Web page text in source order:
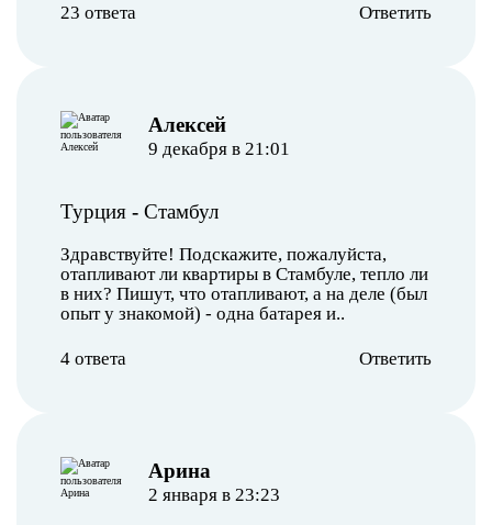
23 ответа Ответить
Алексей
9 декабря в 21:01
Турция - Стамбул
Здравствуйте! Подскажите, пожалуйста,
отапливают ли квартиры в Стамбуле, тепло ли
в них? Пишут, что отапливают, а на деле (был
опыт у знакомой) - одна батарея и..
4 ответа Ответить
Арина
2 января в 23:23